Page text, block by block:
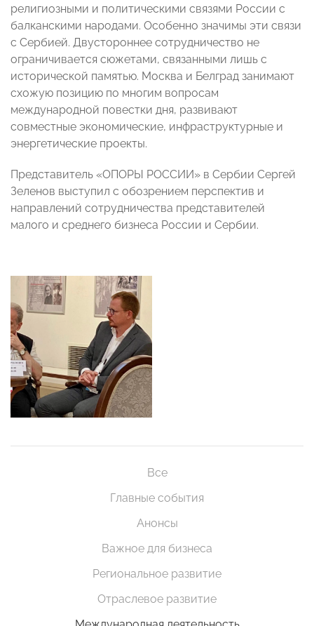
религиозными и политическими связями России с
балканскими народами. Особенно значимы эти связи
с Сербией. Двустороннее сотрудничество не
ограничивается сюжетами, связанными лишь с
исторической памятью. Москва и Белград занимают
схожую позицию по многим вопросам
международной повестки дня, развивают
совместные экономические, инфраструктурные и
энергетические проекты.
Представитель «ОПОРЫ РОССИИ» в Сербии Сергей
Зеленов выступил с обозрением перспектив и
направлений сотрудничества представителей
малого и среднего бизнеса России и Сербии.
Все
Главные события
Анонсы
Важное для бизнеса
Региональное развитие
Отраслевое развитие